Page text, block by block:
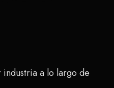
a lo largo de